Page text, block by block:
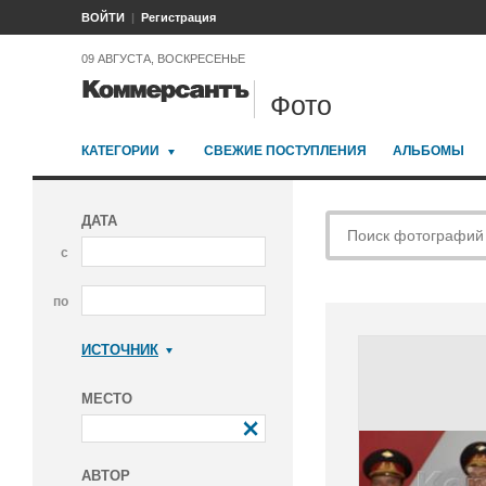
ВОЙТИ Регистрация
09 АВГУСТА, ВОСКРЕСЕНЬЕ
Фото
КАТЕГОРИИ СВЕЖИЕ ПОСТУПЛЕНИЯ АЛЬБОМЫ
ДАТА
с
по
ИСТОЧНИК
МЕСТО
АВТОР